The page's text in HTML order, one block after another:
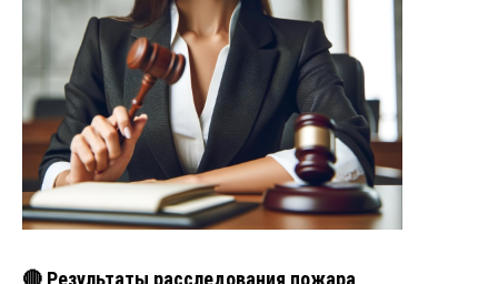
🔴 Результаты расследования пожара